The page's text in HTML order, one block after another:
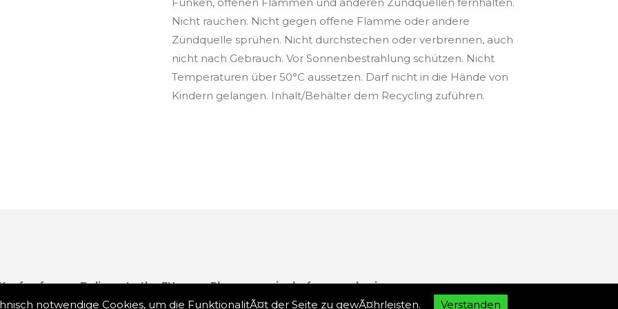
und maßgeschneiderte Werbung anzuzeigen. Indem Sie auf
Ablehnen
Nicht rauchen. Nicht gegen offene Flamme oder andere
Zündquelle sprühen. Nicht durchstechen oder verbrennen, auch
nicht nach Gebrauch. Vor Sonnenbestrahlung schützen. Nicht
Temperaturen über 50°C aussetzen. Darf nicht in die Hände von
Kindern gelangen. Inhalt/Behälter dem Recycling zuführen.
anfragen.Delivery to the EU zone: Please enquire before purchasing.
Empfehlung! Questions were
notwendige Cookies, um die FunktionalitÃ¤t der Seite zu gewÃ¤hrleisten. Verstanden